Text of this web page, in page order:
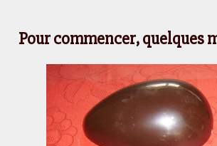
Pour commencer, quelques